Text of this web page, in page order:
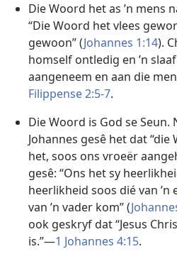
Die Woord het as ’n mens
“Die Woord het vlees
gewoon” (Johannes 1:14).
homself ontledig en ’n
aangeneem en aan die
Filippense 2:5-7.
Die Woord is God se Seun.
Johannes gesê het dat “die
het, soos ons vroeër
gesê: “Ons het sy
heerlikheid soos dié van
van ’n vader kom” (
ook geskryf dat “Jesus
is.”—1 Johannes 4:15.